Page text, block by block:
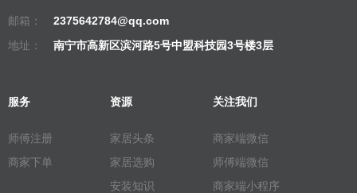
邮箱：
2375642784@qq.com
地址：
南宁市高新区滨河路5号中盟科技园3号楼3层
服务
师傅注册
商家下单
资源
家居头条
家居选购
安装知识
关注我们
商家端微信
师傅端微信
商家端小程序